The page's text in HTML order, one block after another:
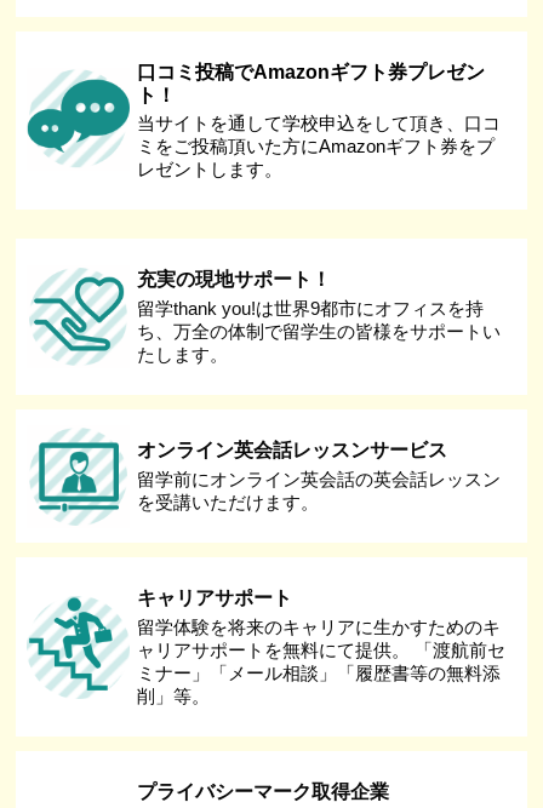
口コミ投稿でAmazonギフト券プレゼン
ト！
当サイトを通して学校申込をして頂き、口コ
ミをご投稿頂いた方にAmazonギフト券をプ
レゼントします。
充実の現地サポート！
留学thank you!は世界9都市にオフィスを持
ち、万全の体制で留学生の皆様をサポートい
たします。
オンライン英会話レッスンサービス
留学前にオンライン英会話の英会話レッスン
を受講いただけます。
キャリアサポート
留学体験を将来のキャリアに生かすためのキ
ャリアサポートを無料にて提供。 「渡航前セ
ミナー」「メール相談」「履歴書等の無料添
削」等。
プライバシーマーク取得企業